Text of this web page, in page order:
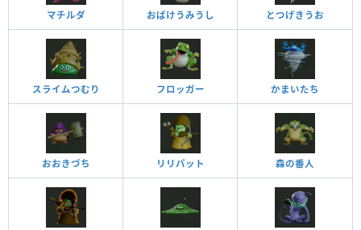
マチルダ おばけうみうし とつげきうお
スライムつむり フロッガー かまいたち
おおきづち リリパット 森の番人